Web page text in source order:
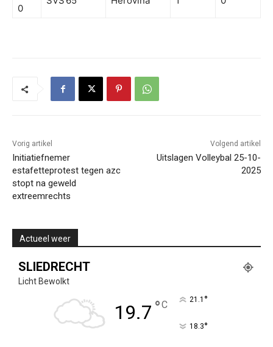
0
Vorig artikel
Initiatiefnemer
estafetteprotest tegen azc
stopt na geweld
extreemrechts
Volgend artikel
Uitslagen Volleybal 25-10-
2025
Actueel weer
SLIEDRECHT
Licht Bewolkt
19.7 °C 21.1 °
18.3°